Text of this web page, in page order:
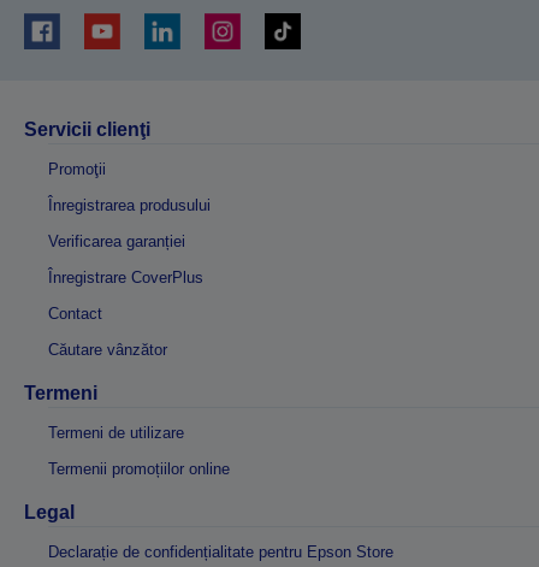
Servicii clienţi
Promoţii
Înregistrarea produsului
Verificarea garanției
Înregistrare CoverPlus
Contact
Căutare vânzător
Termeni
Termeni de utilizare
Termenii promoțiilor online
Legal
Declarație de confidențialitate pentru Epson Store